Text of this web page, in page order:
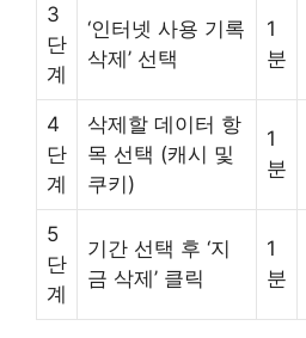
3
단
계
‘인터넷 사용 기록
삭제’ 선택
1
분
4
단
계
삭제할 데이터 항
목 선택 (캐시 및
쿠키)
1
분
5
단
계
기간 선택 후 ‘지
금 삭제’ 클릭
1
분